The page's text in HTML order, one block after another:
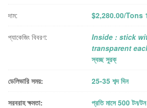
দাম: $2,280.00/Tons
প্যাকেজিং বিবরণ:
Inside : stick
transparent
স্বচ্ছ সুরক্
ডেলিভারি সময়: 25-35 শব্দ দিন
সরবরাহ ক্ষমতা: প্রতি মাসে 500 টন/টন